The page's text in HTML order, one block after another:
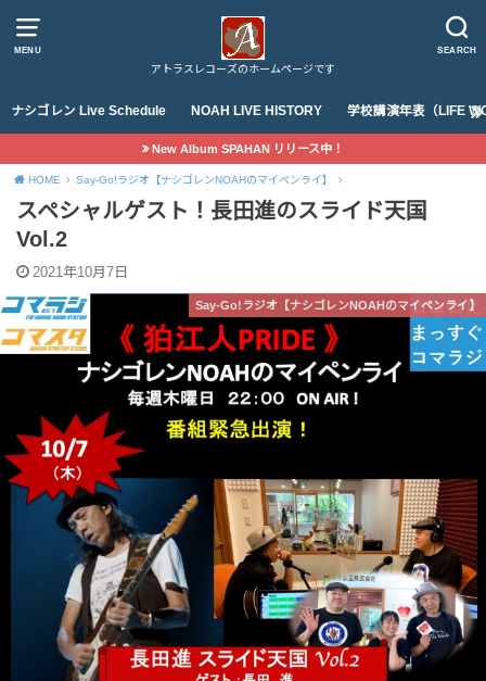
MENU SEARCH
アトラスレコーズのホームページです
ナシゴレン Live Schedule NOAH LIVE HISTORY 学校講演年表（LIFE
New Album SPAHAN リリース中！
HOME Say-Go!ラジオ【ナシゴレンNOAHのマイペンライ】
スペシャルゲスト！長田進のスライド天国
Vol.2
2021年10月7日
Say-Go!ラジオ【ナシゴレンNOAHのマイペンライ】